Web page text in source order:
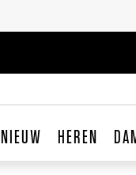
NIEUW HEREN